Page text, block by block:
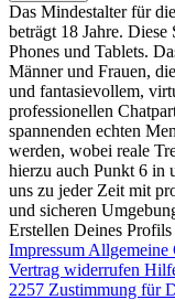
Das Mindestalter für
beträgt 18 Jahre.
Phones und Tablets.
Männer und Frauen,
und fantasievollem,
professionellen
spannenden echten
werden, wobei reale
hierzu auch Punkt 6 in
uns zu jeder Zeit mit
und sicheren
Erstellen Deines
Impressum Allgemeine
Vertrag widerrufen
2257 Zustimmung für